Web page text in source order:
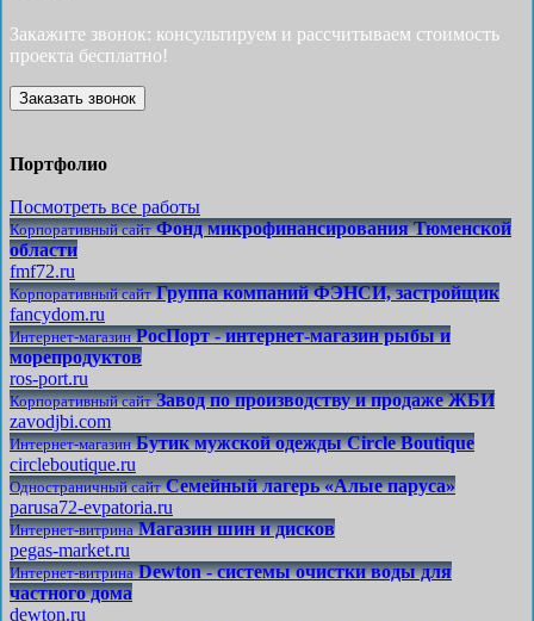
Закажите звонок: консультируем и рассчитываем стоимость
проекта бесплатно!
Заказать звонок
Портфолио
Посмотреть все работы
Корпоративный сайт Фонд микрофинансирования Тюменской
области
fmf72.ru
Корпоративный сайт Группа компаний ФЭНСИ, застройщик
fancydom.ru
Интернет-магазин РосПорт - интернет-магазин рыбы и
морепродуктов
ros-port.ru
Корпоративный сайт Завод по производству и продаже ЖБИ
zavodjbi.com
Интернет-магазин Бутик мужской одежды Circle Boutique
circleboutique.ru
Одностраничный сайт Семейный лагерь «Алые паруса»
parusa72-evpatoria.ru
Интернет-витрина Магазин шин и дисков
pegas-market.ru
Интернет-витрина Dewton - системы очистки воды для
частного дома
dewton.ru